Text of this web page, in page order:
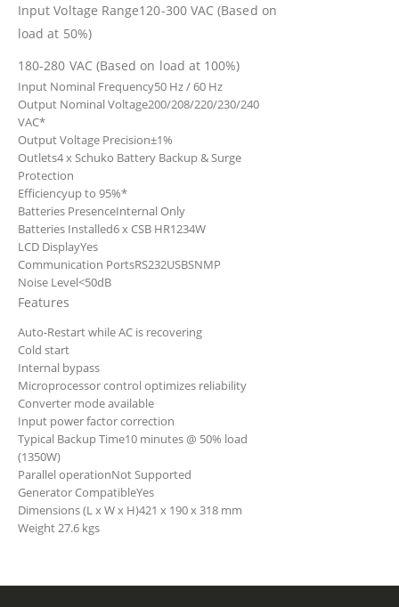
Input Voltage Range120-300 VAC (Based on
load at 50%)
180-280 VAC (Based on load at 100%)
Input Nominal Frequency50 Hz / 60 Hz
Output Nominal Voltage200/208/220/230/240
VAC*
Output Voltage Precision±1%
Outlets4 x Schuko Battery Backup & Surge
Protection
Efficiencyup to 95%*
Batteries PresenceInternal Only
Batteries Installed6 x CSB HR1234W
LCD DisplayYes
Communication PortsRS232USBSNMP
Noise Level<50dB
Features
Auto-Restart while AC is recovering
Cold start
Internal bypass
Microprocessor control optimizes reliability
Converter mode available
Input power factor correction
Typical Backup Time10 minutes @ 50% load
(1350W)
Parallel operationNot Supported
Generator CompatibleYes
Dimensions (L x W x H)421 x 190 x 318 mm
Weight27.6 kgs